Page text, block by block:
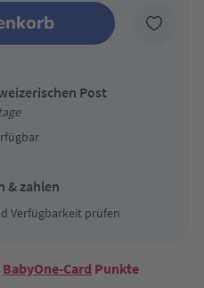
Post
& zahlen
Verfügbarkeit prüfen
BabyOne-Card Punkte